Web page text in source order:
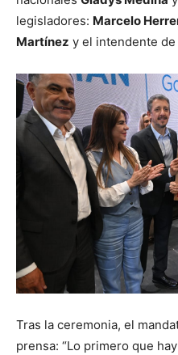
legisladores: Marcelo
Martínez y el intendente de
Tras la ceremonia, el
prensa: “Lo primero que